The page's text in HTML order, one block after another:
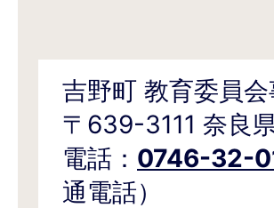
吉野町 教育委員
〒639-3111 奈良
電話： 0746-32-
通電話）